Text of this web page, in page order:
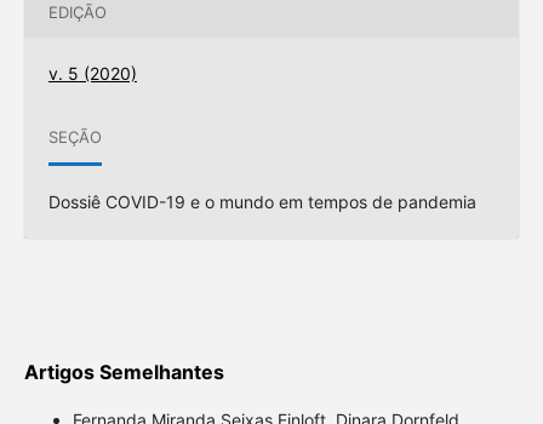
EDIÇÃO
v. 5 (2020)
SEÇÃO
Dossiê COVID-19 e o mundo em tempos de pandemia
Artigos Semelhantes